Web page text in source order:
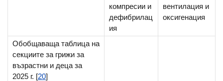
компресии и
дефибрилац
ия
вентилация и
оксигенация
Обобщаваща таблица на
секциите за грижи за
възрастни и деца за
2025 г. [20]